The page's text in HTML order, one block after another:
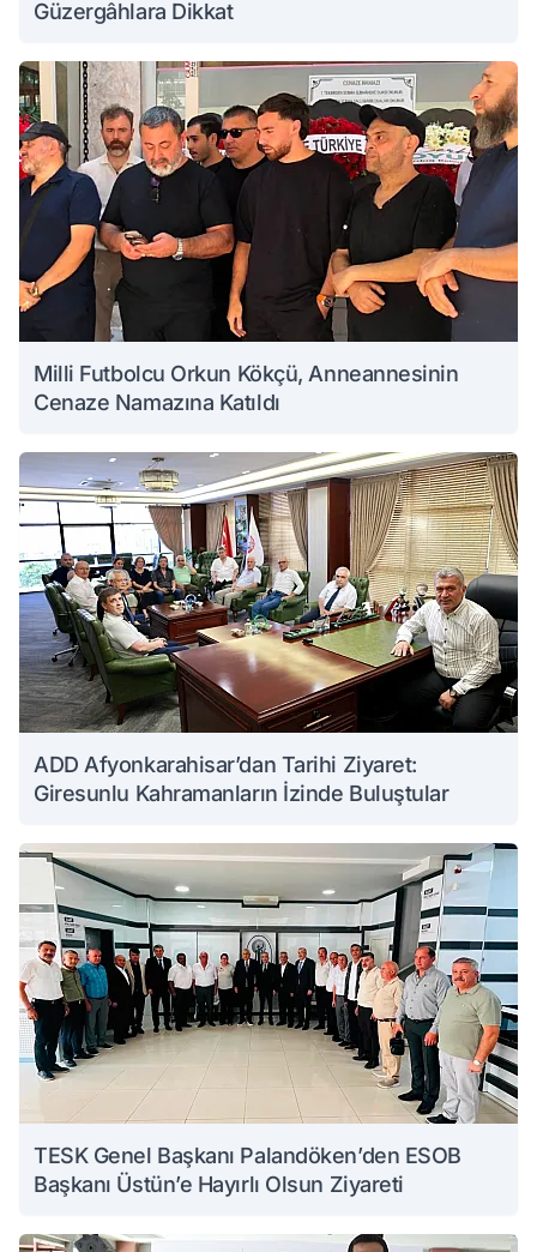
Güzergâhlara Dikkat
Milli Futbolcu Orkun Kökçü, Anneannesinin
Cenaze Namazına Katıldı
ADD Afyonkarahisar’dan Tarihi Ziyaret:
Giresunlu Kahramanların İzinde Buluştular
TESK Genel Başkanı Palandöken’den ESOB
Başkanı Üstün’e Hayırlı Olsun Ziyareti